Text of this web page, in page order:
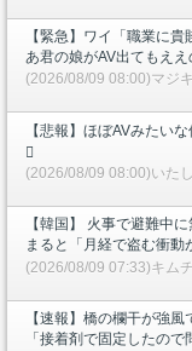
【緊急】ワイ「職業に
あ君の娘がAV出てもええ
(2026/08/09 08:00)マジ
【悲報】ほぼAVみたい
🫪
(2026/08/09 08:00)いたし
【韓国】 火事で避難中
まると「月経で盗む衝動
(2026/08/09 07:33)キム
【速報】橋の欄干が強
「接着剤で固定したので